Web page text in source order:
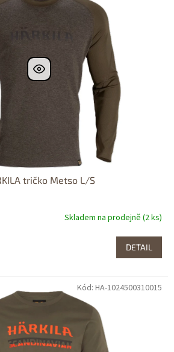
tričko Metso L/S
Skladem na prodejně (2 ks)
DETAIL
Kód: HA-1024500310015